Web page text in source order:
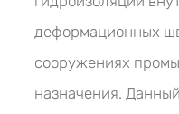
деформационных
сооружениях
назначения.